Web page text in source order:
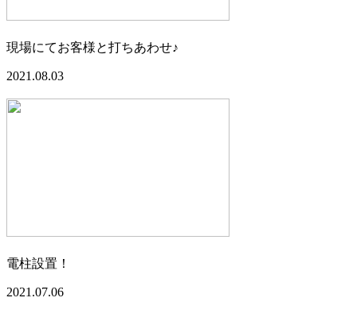
現場にてお客様と打ちあわせ♪
2021.08.03
電柱設置！
2021.07.06